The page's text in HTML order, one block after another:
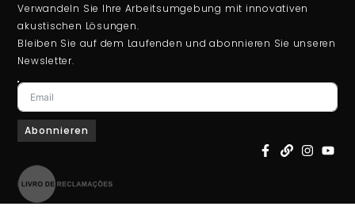
Verwandeln Sie Ihre Arbeitsumgebung mit innovativen
akustischen Lösungen.
Bleiben Sie auf dem Laufenden und abonnieren Sie unseren
Newsletter.
Abonnieren